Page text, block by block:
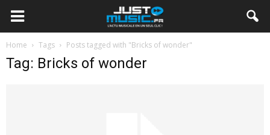
Home Tags Posts tagged with "Bricks of wonder"
Tag: Bricks of wonder